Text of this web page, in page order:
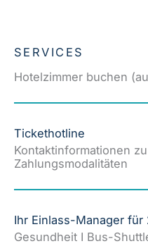
SERVICES
Hotelzimmer buchen
Tickethotline
Kontaktinformationen
Zahlungsmodalitäten
Ihr Einlass-Manager für
Gesundheit I Bus-